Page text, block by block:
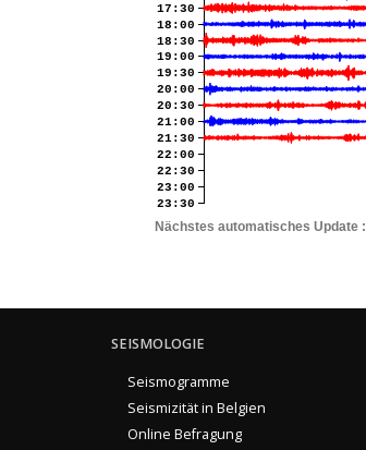
17:30
18:00
18:30
19:00
19:30
20:00
20:30
21:00
21:30
22:00
22:30
23:00
23:30
Nächstes automatisches Update :
SEISMOLOGIE
Seismogramme
Seismizität in Belgien
Online Befragung